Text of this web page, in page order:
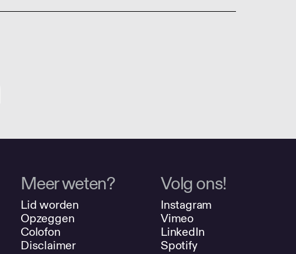
Meer weten?
Lid worden
Opzeggen
Colofon
Disclaimer
Volg ons!
Instagram
Vimeo
LinkedIn
Spotify